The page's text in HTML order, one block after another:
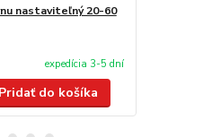
nastaviteľný 20-60
expedícia 3-5 dní
Pridať do košíka